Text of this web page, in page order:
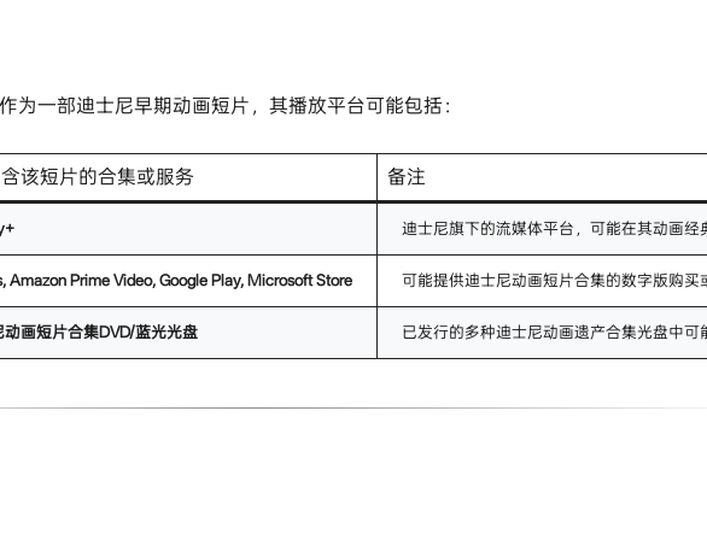
为一部迪士尼早期动画短片，其播放平台可能包括：
该短片的合集或服务 备注
迪士尼旗下的流媒体平台，可能在其动画经
Amazon Prime Video, Google Play, Microsoft Store​ 可能提供迪士尼动画短片合集的数字版购买
动画短片合集DVD/蓝光光盘​ 已发行的多种迪士尼动画遗产合集光盘中可